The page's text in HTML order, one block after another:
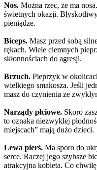
Nos. Można rzec, że ma
świetnych okazji.
pieniądze.
Biceps. Masz przed sobą
rękach. Wiele ciemnych
skłonnościach do agresji.
Brzuch. Pieprzyk w
wielkiego smakosza. Jeśli
masz do czynienia ze
Narządy płciowe. Skoro
to oznaka niezwykłej
miejscach” mają dużo dzieci.
Lewa pierś. Ma sporo do
serce. Raczej jego szybsze
atrakcyjna kobieta. Co